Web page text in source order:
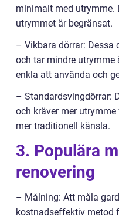
minimalt med utrymme.
utrymmet är begränsat.
– Vikbara dörrar: Dessa
och tar mindre utrymme
enkla att använda och
– Standardsvingdörrar:
och kräver mer
mer traditionell känsla.
3. Populära
renovering
– Målning: Att måla
kostnadseffektiv metod